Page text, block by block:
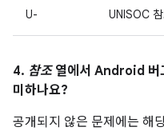
U- UNISOC
4. 참조열에서 Android 버
미하나요?
공개되지 않은 문제에는 해